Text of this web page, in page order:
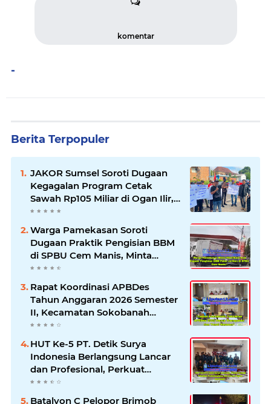
komentar
-
Berita Terpopuler
JAKOR Sumsel Soroti Dugaan
Kegagalan Program Cetak
Sawah Rp105 Miliar di Ogan Ilir,
Desak Kadis Pertanian Mundur
Warga Pamekasan Soroti
Dugaan Praktik Pengisian BBM
di SPBU Cem Manis, Minta
Klarifikasi dan Pengawasan
Rapat Koordinasi APBDes
Tahun Anggaran 2026 Semester
II, Kecamatan Sokobanah
Libatkan 12 Desa
HUT Ke-5 PT. Detik Surya
Indonesia Berlangsung Lancar
dan Profesional, Perkuat
Kompetensi Wartawan
Batalyon C Pelopor Brimob